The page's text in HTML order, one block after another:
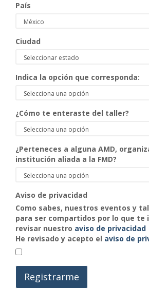
País
Ciudad
Indica la opción que corresponda:
¿Cómo te enteraste del taller?
¿Perteneces a alguna AMD,
institución aliada a la FMD?
Aviso de privacidad
Como sabes, nuestros eventos y
para ser compartidos por lo que te
revisar nuestro aviso de privacidad
He revisado y acepto el aviso de
Registrarme